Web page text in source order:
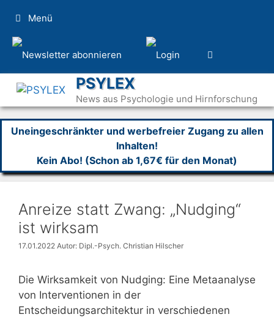
Inhalt
springen
Menü
PSYLEX
News aus Psychologie und Hirnforschung
Uneingeschränkter und werbefreier Zugang zu allen
Inhalten!
Kein Abo! (Schon ab 1,67€ für den Monat)
Anreize statt Zwang: „Nudging“
ist wirksam
17.01.2022 Autor: Dipl.-Psych. Christian Hilscher
Die Wirksamkeit von Nudging: Eine Metaanalyse
von Interventionen in der
Entscheidungsarchitektur in verschiedenen